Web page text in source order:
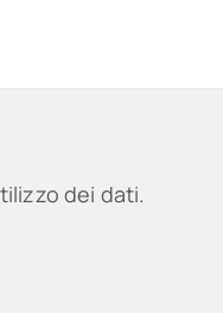
dei dati.